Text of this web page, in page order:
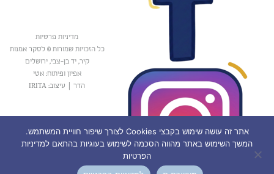
מדיניות פרטיות
כל הזכויות שמורות © לסקר אמנות
קיר, יד בן-צבי, ירושלים
אפיון ופיתוח: אטי
הדר
עיצוב: IRITA
אתר זה עושה שימוש בקבצי Cookies לצורך שיפור חוויית המשתמש.
המשך השימוש באתר מהווה הסכמה לשימוש בעוגיות בהתאם למדיניות
הפרטיות